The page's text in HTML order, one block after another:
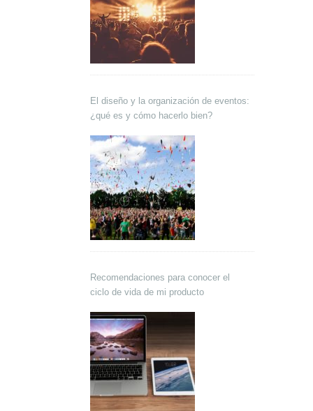
El diseño y la organización de eventos:
¿qué es y cómo hacerlo bien?
Recomendaciones para conocer el
ciclo de vida de mi producto